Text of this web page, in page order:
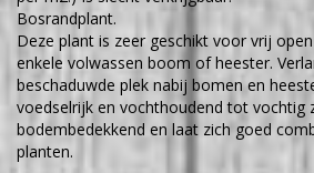
Bosrandplant.
Deze plant is zeer geschikt voor vrij
enkele volwassen boom of heester.
beschaduwde plek nabij bomen en
voedselrijk en vochthoudend tot vochtig
bodembedekkend en laat zich goed
planten.